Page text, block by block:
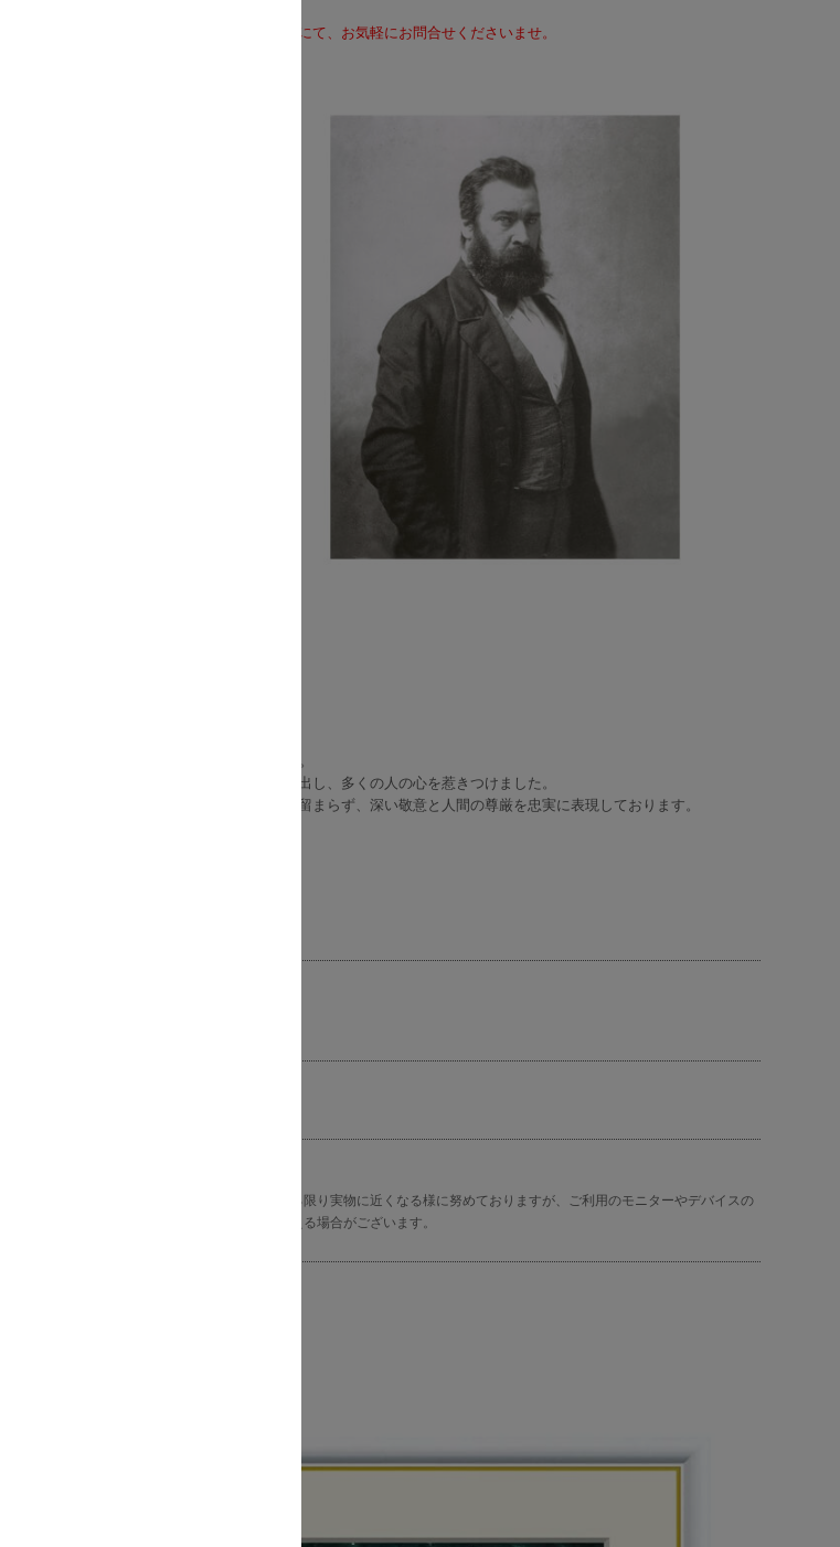
料別途お見積りとなります）
で、お電話（0120-155-339）またはメールにて、お気軽にお問合せくださいませ。
設者の一人。
ります。
を温かい眼差しで描いたことで知られている。
、質素でありながら力強い農村の生活を写し出し、多くの人の心を惹きつけました。
る人々の姿を描く中で、単なる現実の記録に留まらず、深い敬意と人間の尊厳を忠実に表現しております。
温かさと癒しをもたらします。
※商品の色味に関してましては、できる限り実物に近くなる様に努めておりますが、ご利用のモニターやデバイスの
発色によりまして、実物と異なって見える場合がございます。